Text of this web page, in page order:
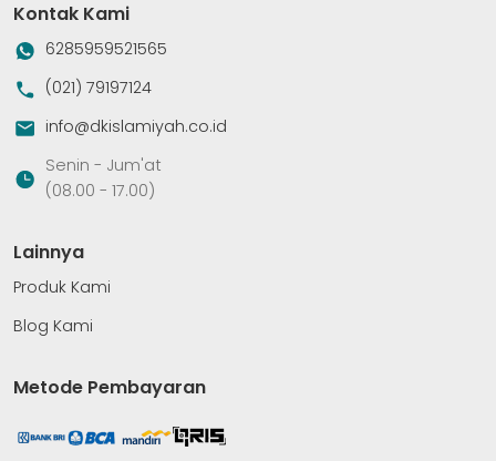
Kontak Kami
6285959521565
(021) 79197124
info@dkislamiyah.co.id
Senin - Jum'at
(08.00 - 17.00)
Lainnya
Produk Kami
Blog Kami
Metode Pembayaran